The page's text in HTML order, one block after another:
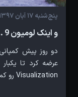
پنج‌شنبه 17 آبان 1397
و اینک لومیون 9 ...
Visualization رو کمی جا به...